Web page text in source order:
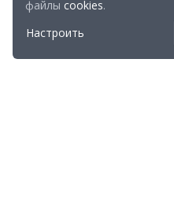
файлы cookies.
Настроить